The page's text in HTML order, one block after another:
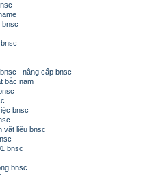
bnsc
nâng cấp bnsc
bắc nam
bnsc
vật liệu bnsc
bnsc
bnsc